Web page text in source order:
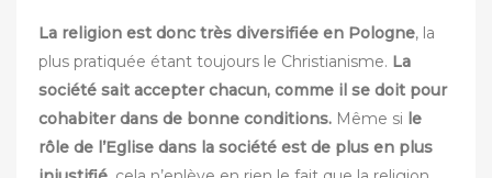
La religion est donc très diversifiée en Pologne, la
plus pratiquée étant toujours le Christianisme. La
société sait accepter chacun, comme il se doit pour
cohabiter dans de bonne conditions. Même si le
rôle de l’Eglise dans la société est de plus en plus